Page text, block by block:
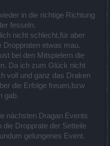
in die richtige Richtung
fesseln.
nicht schlecht,für aber
Droppraten etwas mau.
bei den Mitspielern die
Da ich zum Glück nicht
voll und ganz das Draken
die Erfolge freuen,bzw
gab.
nächsten Dragan Events
Dropprate der Setteile
gelungenes Event.